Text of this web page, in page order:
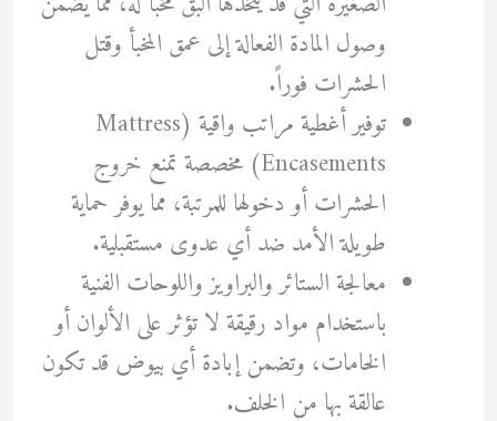
وصول المادة الفعالة إلى عمق المخبأ وقتل
الحشرات فوراً.
توفير أغطية مراتب واقية (Mattress
Encasements) مخصصة تمنع خروج
الحشرات أو دخولها للمرتبة، مما يوفر حماية
طويلة الأمد ضد أي عدوى مستقبلية.
معالجة الستائر والبراويز واللوحات الفنية
باستخدام مواد رقيقة لا تؤثر على الألوان أو
الخامات، وتضمن إبادة أي بيوض قد تكون
عالقة بها من الخلف.